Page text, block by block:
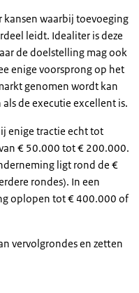
kansen waarbij toevoeging
leidt. Idealiter is deze
de doelstelling mag ook
enige voorsprong op het
genomen wordt kan
de executie excellent is.
enige tractie echt tot
€ 50.000 tot € 200.000.
ligt rond de €
rondes). In een
oplopen tot € 400.000 of
vervolgrondes en zetten